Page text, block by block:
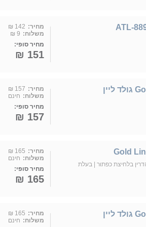
מחיר: 142 ₪
משלוח: 9 ₪
מחיר סופי:
151 ₪
מחיר: 157 ₪
משלוח: חינם
מחיר סופי:
157 ₪
בלחיצת כפתור | בעלת
מחיר: 165 ₪
משלוח: חינם
מחיר סופי:
165 ₪
מחיר: 165 ₪
משלוח: חינם